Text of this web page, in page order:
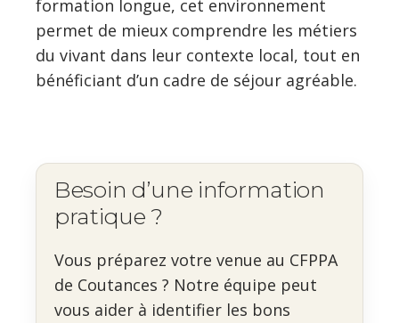
formation longue, cet environnement
permet de mieux comprendre les métiers
du vivant dans leur contexte local, tout en
bénéficiant d’un cadre de séjour agréable.
Besoin d’une information
pratique ?
Vous préparez votre venue au CFPPA
de Coutances ? Notre équipe peut
vous aider à identifier les bons